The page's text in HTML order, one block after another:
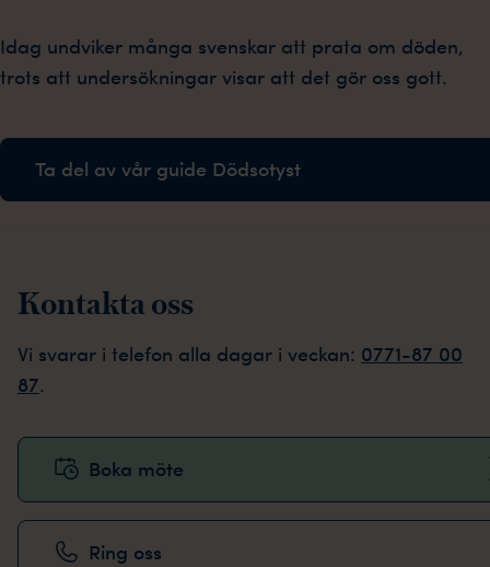
Idag undviker många svenskar att prata om döden,
trots att undersökningar visar att det gör oss gott.
Ta del av vår guide Dödsotyst
Kontakta oss
Vi svarar i telefon alla dagar i veckan: 0771-87 00
87.
Boka möte
Ring oss